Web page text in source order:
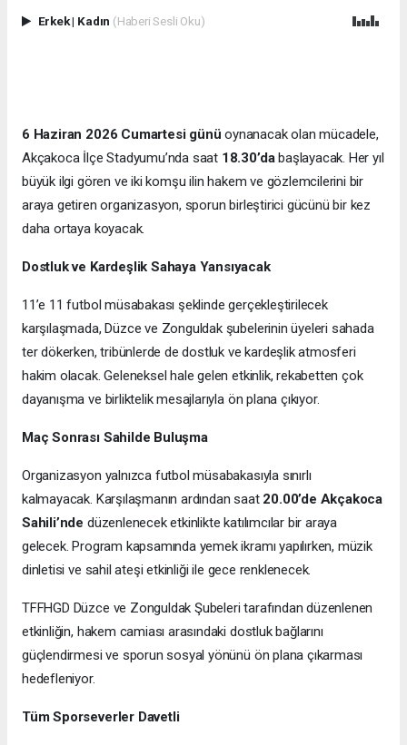
Erkek| Kadın (Haberi Sesli Oku)
6 Haziran 2026 Cumartesi günü oynanacak olan mücadele,
Akçakoca İlçe Stadyumu’nda saat 18.30’dabaşlayacak. Her yıl
büyük ilgi gören ve iki komşu ilin hakem ve gözlemcilerini bir
araya getiren organizasyon, sporun birleştirici gücünü bir kez
daha ortaya koyacak.
Dostluk ve Kardeşlik Sahaya Yansıyacak
11’e 11 futbol müsabakası şeklinde gerçekleştirilecek
karşılaşmada, Düzce ve Zonguldak şubelerinin üyeleri sahada
ter dökerken, tribünlerde de dostluk ve kardeşlik atmosferi
hakim olacak. Geleneksel hale gelen etkinlik, rekabetten çok
dayanışma ve birliktelik mesajlarıyla ön plana çıkıyor.
Maç Sonrası Sahilde Buluşma
Organizasyon yalnızca futbol müsabakasıyla sınırlı
kalmayacak. Karşılaşmanın ardından saat 20.00’de Akçakoca
Sahili’nde düzenlenecek etkinlikte katılımcılar bir araya
gelecek. Program kapsamında yemek ikramı yapılırken, müzik
dinletisi ve sahil ateşi etkinliği ile gece renklenecek.
TFFHGD Düzce ve Zonguldak Şubeleri tarafından düzenlenen
etkinliğin, hakem camiası arasındaki dostluk bağlarını
güçlendirmesi ve sporun sosyal yönünü ön plana çıkarması
hedefleniyor.
Tüm Sporseverler Davetli